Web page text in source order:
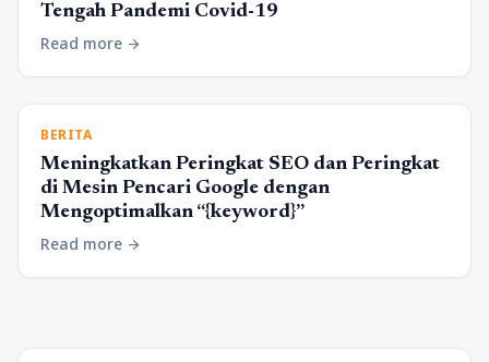
Tengah Pandemi Covid-19
Read more arrow_forward
BERITA
Meningkatkan Peringkat SEO dan Peringkat
di Mesin Pencari Google dengan
Mengoptimalkan “{keyword}”
Read more arrow_forward